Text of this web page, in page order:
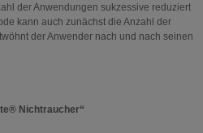
der Anwendungen sukzessive reduziert
kann auch zunächst die Anzahl der
der Anwender nach und nach seinen
Nichtraucher“